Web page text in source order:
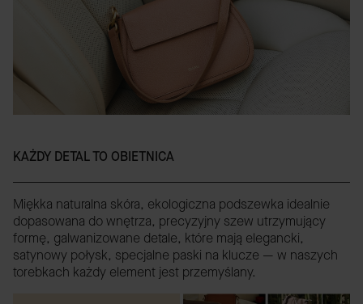
KAŻDY DETAL TO OBIETNICA
Miękka naturalna skóra, ekologiczna podszewka idealnie
dopasowana do wnętrza, precyzyjny szew utrzymujący
formę, galwanizowane detale, które mają elegancki,
satynowy połysk, specjalne paski na klucze — w naszych
torebkach każdy element jest przemyślany.